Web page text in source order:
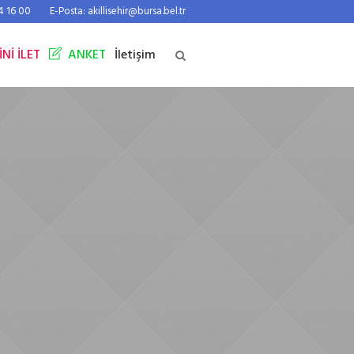
16 00 E-Posta: akillisehir@bursa.bel.tr
İLET ANKET İletişim